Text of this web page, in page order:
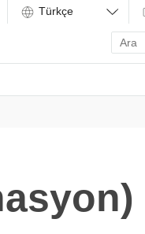
Enter
search
term